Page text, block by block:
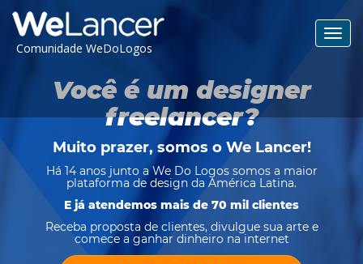
Comunidade WeDoLogos
Você é um designer
freelancer?
Muito prazer, somos o We Lancer!
Há 14 anos junto a We Do Logos somos a maior
plataforma de design da América Latina.
E já atendemos mais de 70 mil clientes
Receba proposta de clientes, divulgue sua arte e
comece a ganhar dinheiro na internet